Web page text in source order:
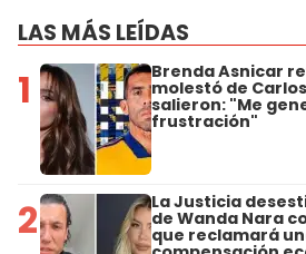
LAS MÁS LEÍDAS
1 Brenda Asnicar
molestó de
salieron: "Me
frustración"
2 La Justicia
de Wanda Nara
que reclamará